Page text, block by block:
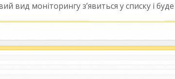
вид моніторингу з’явиться у списку і